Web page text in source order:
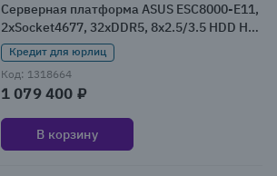
Серверная платформа ASUS ESC8000-E11,
2xSocket4677, 32xDDR5, 8x2.5/3.5 HDD HS,
Redundant 4x3000 Вт 4U (90SF02I2-
M003E0)
Кредит для юрлиц
Код: 1318664
1 079 400 ₽
В корзину